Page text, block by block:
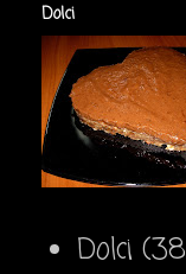
Dolci
Dolci